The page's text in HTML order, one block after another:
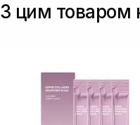
З цим товаром